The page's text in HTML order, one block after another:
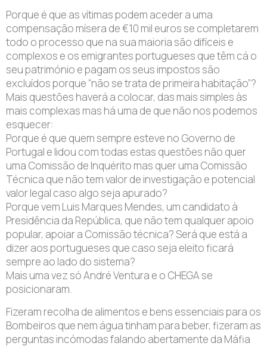
Porque é que as vítimas podem aceder a uma
compensação mísera de €10 mil euros se completarem
todo o processo que na sua maioria são difíceis e
complexos e os emigrantes portugueses que têm cá o
seu património e pagam os seus impostos são
excluídos porque “não se trata de primeira habitação”?
Mais questões haverá a colocar, das mais simples às
mais complexas mas há uma de que não nos podemos
esquecer:
Porque é que quem sempre esteve no Governo de
Portugal e lidou com todas estas questões não quer
uma Comissão de Inquérito mas quer uma Comissão
Técnica que não tem valor de investigação e potencial
valor legal caso algo seja apurado?
Porque vem Luis Marques Mendes, um candidato à
Presidência da República, que não tem qualquer apoio
popular, apoiar a Comissão técnica? Será que está a
dizer aos portugueses que caso seja eleito ficará
sempre ao lado do sistema?
Mais uma vez só André Ventura e o CHEGA se
posicionaram.
Fizeram recolha de alimentos e bens essenciais para os
Bombeiros que nem água tinham para beber, fizeram as
perguntas incómodas falando abertamente da Máfia